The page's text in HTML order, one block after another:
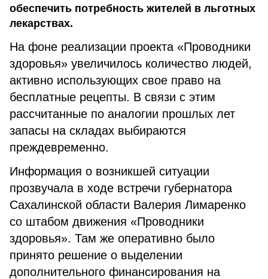
обеспечить потребность жителей в льготных
лекарствах.
На фоне реализации проекта «Проводники
здоровья» увеличилось количество людей,
активно использующих свое право на
бесплатные рецепты. В связи с этим
рассчитанные по аналогии прошлых лет
запасы на складах выбираются
преждевременно.
Информация о возникшей ситуации
прозвучала в ходе встречи губернатора
Сахалинской области Валерия Лимаренко
со штабом движения «Проводники
здоровья». Там же оперативно было
принято решение о выделении
дополнительного финансирования на